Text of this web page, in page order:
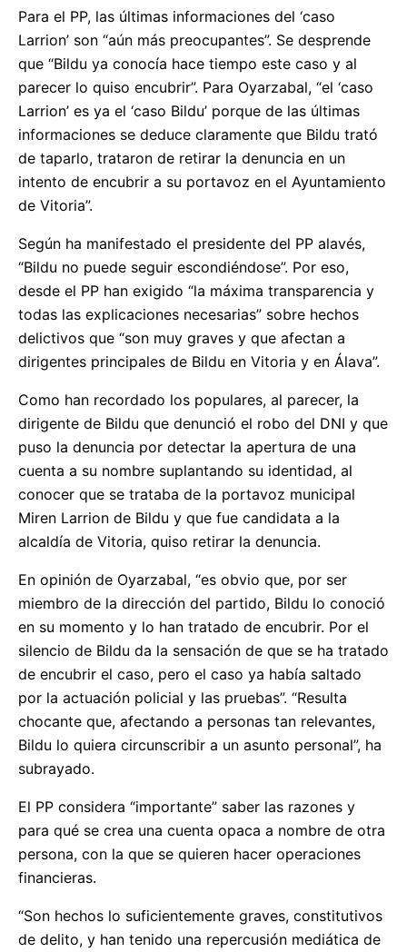
Para el PP, las últimas informaciones del ‘caso
Larrion’ son “aún más preocupantes”. Se desprende
que “Bildu ya conocía hace tiempo este caso y al
parecer lo quiso encubrir”. Para Oyarzabal, “el ‘caso
Larrion’ es ya el ‘caso Bildu’ porque de las últimas
informaciones se deduce claramente que Bildu trató
de taparlo, trataron de retirar la denuncia en un
intento de encubrir a su portavoz en el Ayuntamiento
de Vitoria”.
Según ha manifestado el presidente del PP alavés,
“Bildu no puede seguir escondiéndose”. Por eso,
desde el PP han exigido “la máxima transparencia y
todas las explicaciones necesarias” sobre hechos
delictivos que “son muy graves y que afectan a
dirigentes principales de Bildu en Vitoria y en Álava”.
Como han recordado los populares, al parecer, la
dirigente de Bildu que denunció el robo del DNI y que
puso la denuncia por detectar la apertura de una
cuenta a su nombre suplantando su identidad, al
conocer que se trataba de la portavoz municipal
Miren Larrion de Bildu y que fue candidata a la
alcaldía de Vitoria, quiso retirar la denuncia.
En opinión de Oyarzabal, “es obvio que, por ser
miembro de la dirección del partido, Bildu lo conoció
en su momento y lo han tratado de encubrir. Por el
silencio de Bildu da la sensación de que se ha tratado
de encubrir el caso, pero el caso ya había saltado
por la actuación policial y las pruebas”. “Resulta
chocante que, afectando a personas tan relevantes,
Bildu lo quiera circunscribir a un asunto personal”, ha
subrayado.
El PP considera “importante” saber las razones y
para qué se crea una cuenta opaca a nombre de otra
persona, con la que se quieren hacer operaciones
financieras.
“Son hechos lo suficientemente graves, constitutivos
de delito, y han tenido una repercusión mediática de